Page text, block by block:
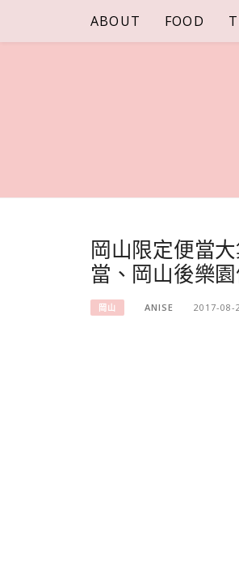
content
ABOUT FOOD
岡山限定便當
當、岡山後樂
岡山 ANISE 2017-08-